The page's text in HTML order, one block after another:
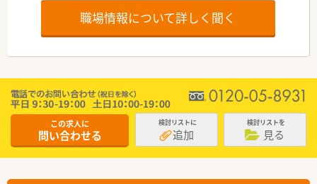
職場情報について詳しく聞く
この求人に
問い合わせる
検討リストに
追加
検討リストを
見る